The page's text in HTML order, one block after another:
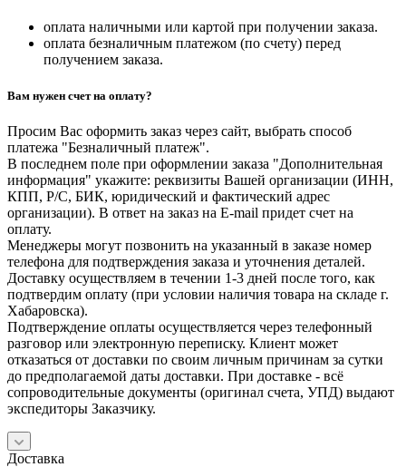
оплата наличными или картой при получении заказа.
оплата безналичным платежом (по счету) перед
получением заказа.
Вам нужен счет на оплату?
Просим Вас оформить заказ через сайт, выбрать способ
платежа "Безналичный платеж".
В последнем поле при оформлении заказа "Дополнительная
информация" укажите: реквизиты Вашей организации (ИНН,
КПП, Р/С, БИК, юридический и фактический адрес
организации). В ответ на заказ на E-mail придет счет на
оплату.
Менеджеры могут позвонить на указанный в заказе номер
телефона для подтверждения заказа и уточнения деталей.
Доставку осуществляем в течении 1-3 дней после того, как
подтвердим оплату (при условии наличия товара на складе г.
Хабаровска).
Подтверждение оплаты осуществляется через телефонный
разговор или электронную переписку. Клиент может
отказаться от доставки по своим личным причинам за сутки
до предполагаемой даты доставки. При доставке - всё
сопроводительные документы (оригинал счета, УПД) выдают
экспедиторы Заказчику.
Доставка